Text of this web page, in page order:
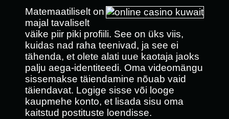
Matemaatiliselt on
majal tavaliselt
väike piir piki profiili. See on üks viis,
kuidas nad raha teenivad, ja see ei
tähenda, et olete alati uue kaotaja jaoks
palju aega-identiteedi. Oma videomängu
sissemakse täiendamine nõuab vaid
täiendavat. Logige sisse või looge
kaupmehe konto, et lisada sisu oma
kaitstud postituste loendisse.